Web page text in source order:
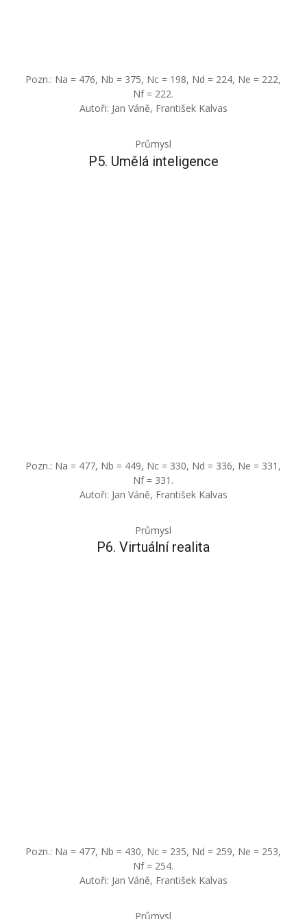
Pozn.: Na = 476, Nb = 375, Nc = 198, Nd = 224, Ne = 222,
Nf = 222.
Autoři: Jan Váně, František Kalvas
Průmysl
P5. Umělá inteligence
Pozn.: Na = 477, Nb = 449, Nc = 330, Nd = 336, Ne = 331,
Nf = 331.
Autoři: Jan Váně, František Kalvas
Průmysl
P6. Virtuální realita
Pozn.: Na = 477, Nb = 430, Nc = 235, Nd = 259, Ne = 253,
Nf = 254.
Autoři: Jan Váně, František Kalvas
Průmysl